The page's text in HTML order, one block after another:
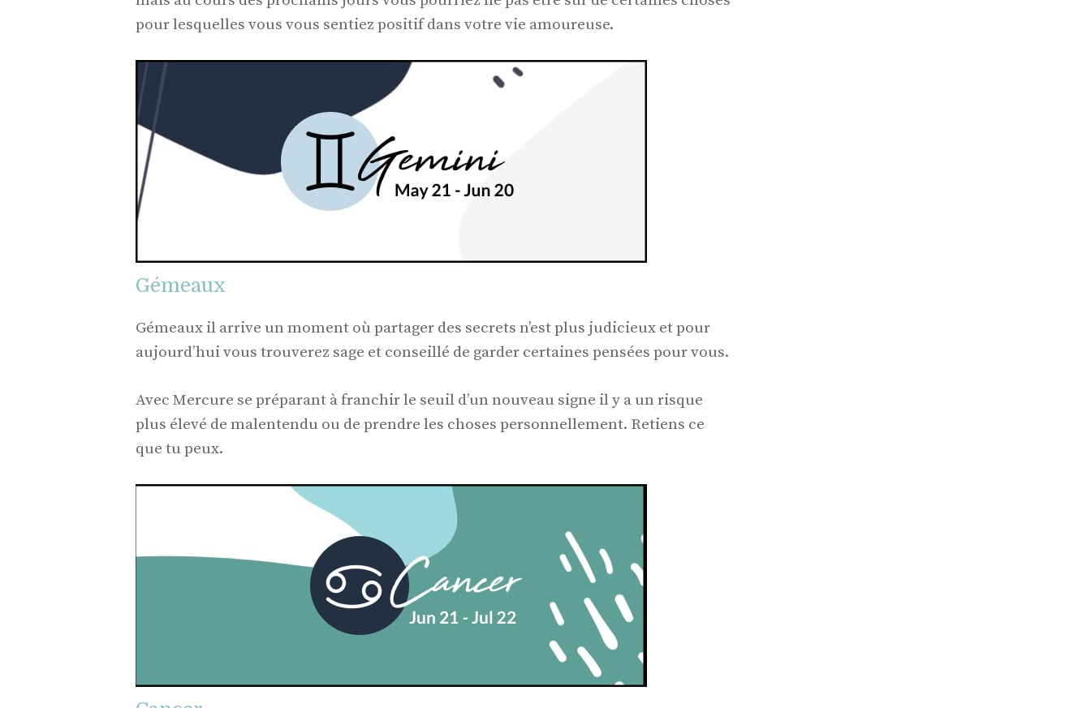
pour lesquelles vous vous sentiez positif dans votre vie amoureuse.
Gémeaux
Gémeaux il arrive un moment où partager des secrets n’est plus judicieux et pour
aujourd’hui vous trouverez sage et conseillé de garder certaines pensées pour vous.
Avec Mercure se préparant à franchir le seuil d’un nouveau signe il y a un risque
plus élevé de malentendu ou de prendre les choses personnellement. Retiens ce
que tu peux.